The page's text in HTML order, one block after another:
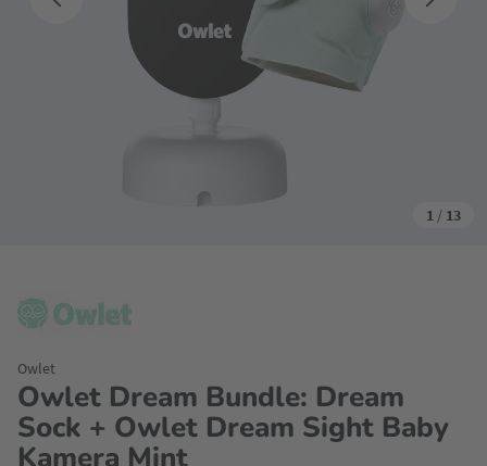
1 / 13
Owlet Dream Bundle: Dream
Sock + Owlet Dream Sight Baby
Kamera Mint
Owlet